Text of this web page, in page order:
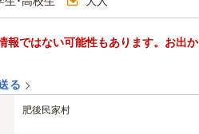
報ではない可能性もあります。お出
る
肥後民家村